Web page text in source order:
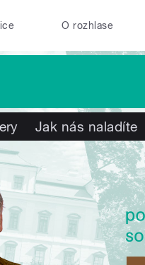
O rozhlase
Jak nás naladíte